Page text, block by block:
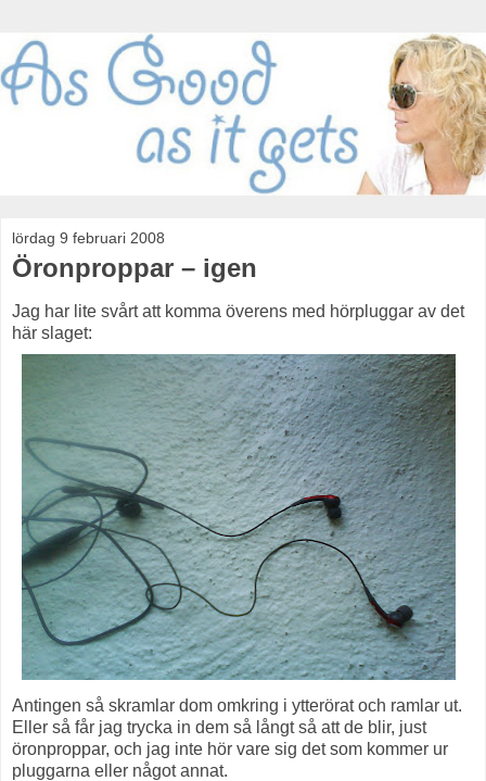
lördag 9 februari 2008
Öronproppar – igen
Jag har lite svårt att komma överens med hörpluggar av det
här slaget:
Antingen så skramlar dom omkring i ytterörat och ramlar ut.
Eller så får jag trycka in dem så långt så att de blir, just
öronproppar, och jag inte hör vare sig det som kommer ur
pluggarna eller något annat.